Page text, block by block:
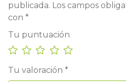
publicada. Los campos
con *
Tu puntuación
Tu valoración *